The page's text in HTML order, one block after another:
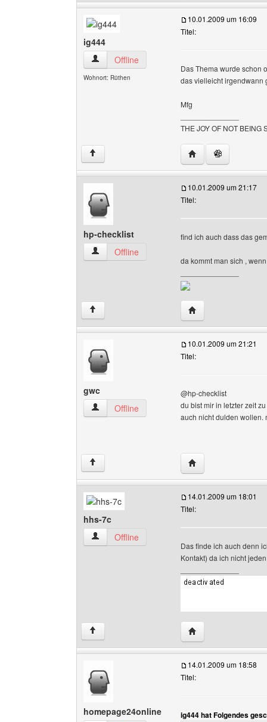
ig444
ig444 Benutzer-Profile anzeigen
Offline
Wohnort: Rüthen
10.01.2009 um 16:09
Titel:
Das Thema wurde schon
das vielleicht irgendwann
Mfg
THE JOY OF NOT BEING
↑ Website dieses
hp-checklist
hp-checklist Benutzer-Profile anzeigen
Offline
10.01.2009 um 21:17
Titel:
find ich auch dass das
da kommt man sich ,
↑ Website dieses
gwc
gwc Benutzer-Profile anzeigen
Offline
10.01.2009 um 21:21
Titel:
@hp-checklist
du bist mir in letzter zeit
auch nicht dulden wollen.
↑ Website dieses
hhs-7c
hhs-7c Benutzer-Profile anzeigen
Offline
14.01.2009 um 18:01
Titel:
Das finde ich auch denn
Kontakt) da ich nicht
↑ Website dieses
homepage24online
14.01.2009 um 18:58
Titel:
ig444 hat Folgendes